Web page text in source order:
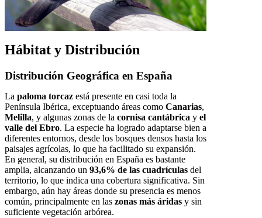
Hábitat y Distribución
Distribución Geográfica en España
La paloma torcaz está presente en casi toda la
Península Ibérica, exceptuando áreas como Canarias,
Melilla, y algunas zonas de la cornisa cantábrica y el
valle del Ebro. La especie ha logrado adaptarse bien a
diferentes entornos, desde los bosques densos hasta los
paisajes agrícolas, lo que ha facilitado su expansión.
En general, su distribución en España es bastante
amplia, alcanzando un 93,6% de las cuadrículas del
territorio, lo que indica una cobertura significativa. Sin
embargo, aún hay áreas donde su presencia es menos
común, principalmente en las zonas más áridas y sin
suficiente vegetación arbórea.